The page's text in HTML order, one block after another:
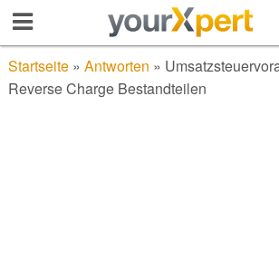
Startseite» Antworten »
Reverse Charge Bestandteilen